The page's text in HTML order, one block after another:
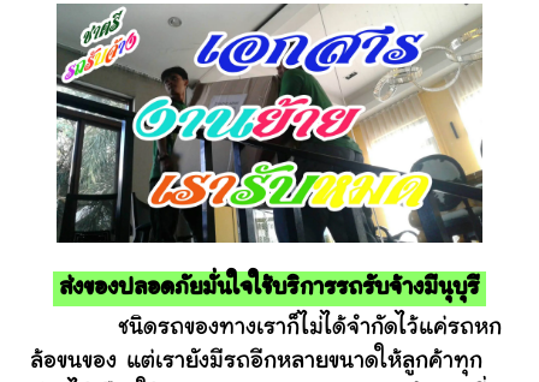
ส่งของปลอดภัยมั่นใจใช้บริการรถรับจ้างมีนุบุรี
ชนิดรถของทางเราก็ไม่ได้จำกัดไว้แค่รถหก
ล้อขนของ แต่เรายังมีรถอีกหลายขนาดให้ลูกค้าทุก